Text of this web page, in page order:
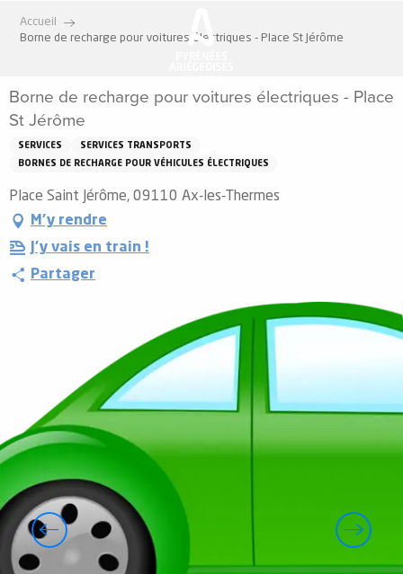
Accueil
Borne de recharge pour voitures électriques - Place St Jérôme
Borne de recharge pour voitures électriques - Place
St Jérôme
SERVICES
SERVICES TRANSPORTS
BORNES DE RECHARGE POUR VÉHICULES ÉLECTRIQUES
Place Saint Jérôme, 09110 Ax-les-Thermes
M'y rendre
J'y vais en train !
Partager